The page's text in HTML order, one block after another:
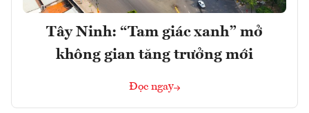
Tây Ninh: “Tam giác xanh” mở
không gian tăng trưởng mới
Đọc ngay